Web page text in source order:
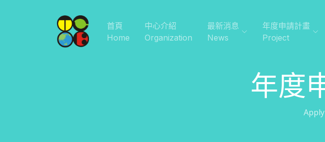
首頁
Home
中心介紹
Organization
最新消息
News
年度申請計畫
Project
年度